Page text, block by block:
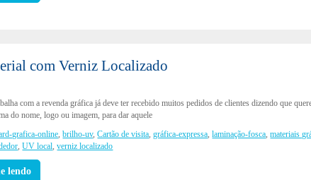
com Verniz Localizado
com a revenda gráfica já deve ter recebido muitos pedidos de clientes dizendo que
do nome, logo ou imagem, para dar aquele
grafica-online,brilho-uv,Cartão de visita,gráfica-expressa,laminação-fosca,materiais
,UV local,verniz localizado
lendo